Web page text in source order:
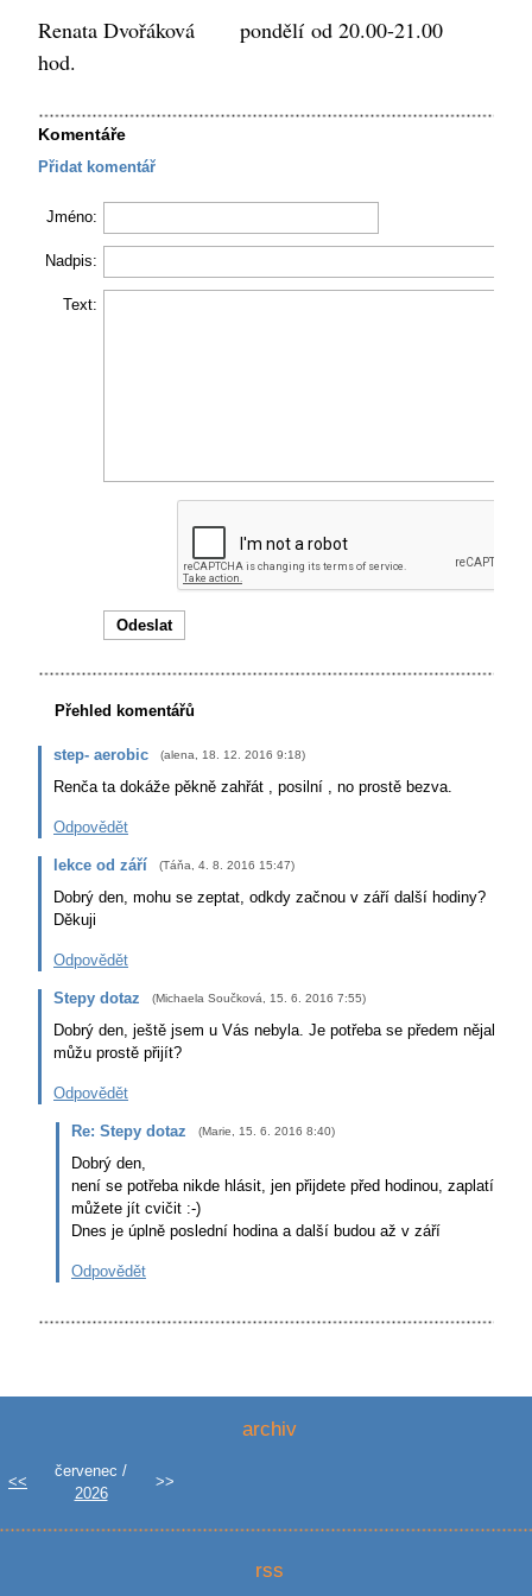
Renata Dvořáková pondělí od 20.00-21.00
hod.
Komentáře
Přidat komentář
Jméno:
Nadpis:
Text:
Přehled komentářů
step- aerobic (alena 18. 12. 2016 9:18)
Renča ta dokáže pěkně zahřát , posilní , no prostě bezva.
Odpovědět
lekce od září (Táňa 4. 8. 2016 15:47)
Dobrý den, mohu se zeptat, odkdy začnou v září další hodiny?
Děkuji
Odpovědět
Stepy dotaz (Michaela Součková 15. 6. 2016 7:55)
Dobrý den, ještě jsem u Vás nebyla. Je potřeba se předem nějak
můžu prostě přijít?
Odpovědět
Re: Stepy dotaz (Marie 15. 6. 2016 8:40)
Dobrý den,
není se potřeba nikde hlásit, jen přijdete před hodinou, zaplatíte
můžete jít cvičit :-)
Dnes je úplně poslední hodina a další budou až v září
Odpovědět
archiv
<<
červenec /
2026
>>
rss